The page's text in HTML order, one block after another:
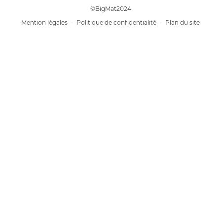
©BigMat2024
Mention légales
Politique de confidentialité Plan du site